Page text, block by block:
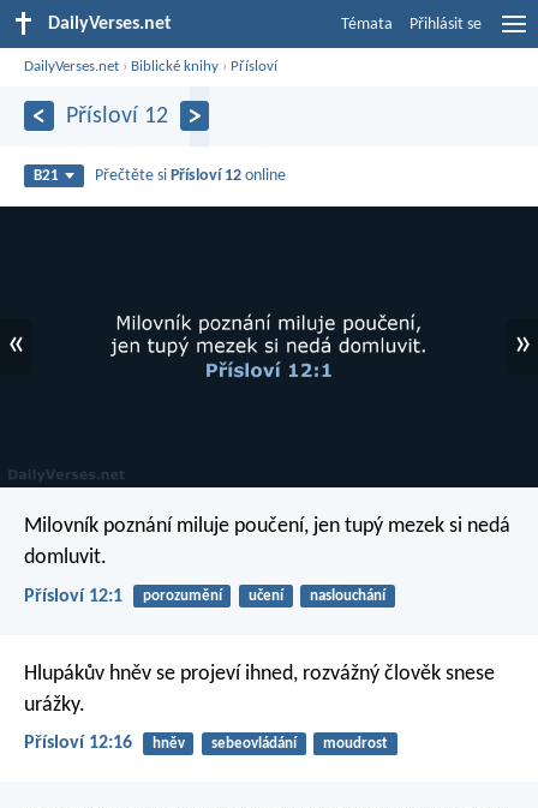
DailyVerses.net Témata Přihlásit se
DailyVerses.net › Biblické knihy › Přísloví
Přísloví 12
B21 Přečtěte si Přísloví 12 online
« »
Milovník poznání miluje poučení, jen tupý mezek si nedá
domluvit.
Přísloví 12:1 porozumění učení naslouchání
Hlupákův hněv se projeví ihned, rozvážný člověk snese
urážky.
Přísloví 12:16 hněv sebeovládání moudrost